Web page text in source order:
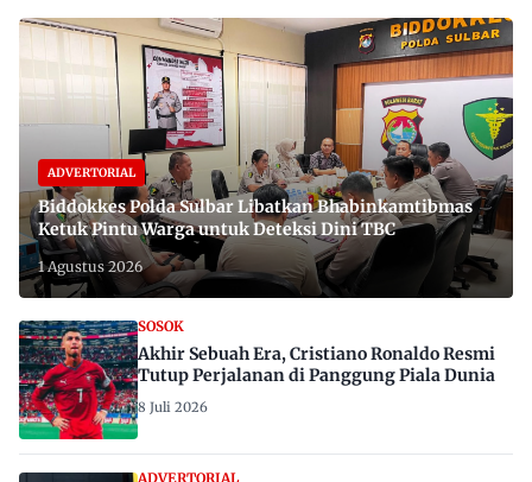
ADVERTORIAL
Biddokkes Polda Sulbar Libatkan Bhabinkamtibmas
Ketuk Pintu Warga untuk Deteksi Dini TBC
1 Agustus 2026
SOSOK
Akhir Sebuah Era, Cristiano Ronaldo Resmi
Tutup Perjalanan di Panggung Piala Dunia
8 Juli 2026
ADVERTORIAL